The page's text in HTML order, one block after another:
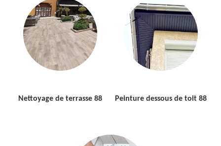
Nettoyage de terrasse 88 Peinture dessous de toit 88